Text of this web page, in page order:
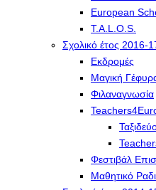
European
T.A.L.O.S.
Σχολικό έτος 2016-
Εκδρομές
Μαγική
Φιλαναγνωσία
Φεστιβάλ
Μαθητικό